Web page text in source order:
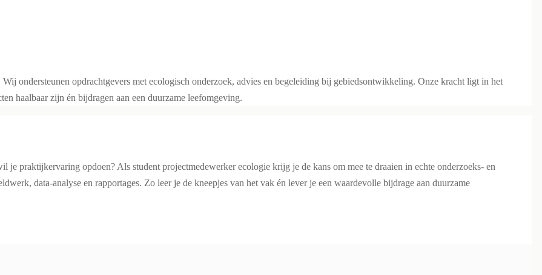
ondersteunen opdrachtgevers met ecologisch onderzoek, advies en begeleiding bij gebiedsontwikkeling. Onze kracht ligt in het
haalbaar zijn én bijdragen aan een duurzame leefomgeving.
praktijkervaring opdoen? Als student projectmedewerker ecologie krijg je de kans om mee te draaien in echte onderzoeks- en
data-analyse en rapportages. Zo leer je de kneepjes van het vak én lever je een waardevolle bijdrage aan duurzame